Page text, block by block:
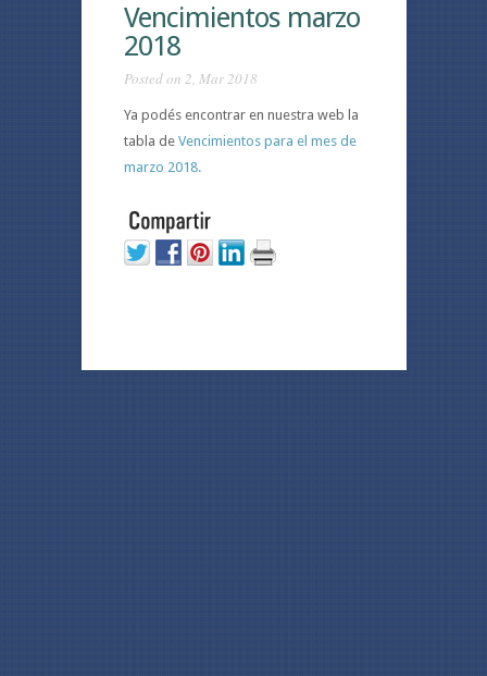
Vencimientos marzo
2018
Posted on 2, Mar 2018
Ya podés encontrar en nuestra web la
tabla de Vencimientos para el mes de
marzo 2018.